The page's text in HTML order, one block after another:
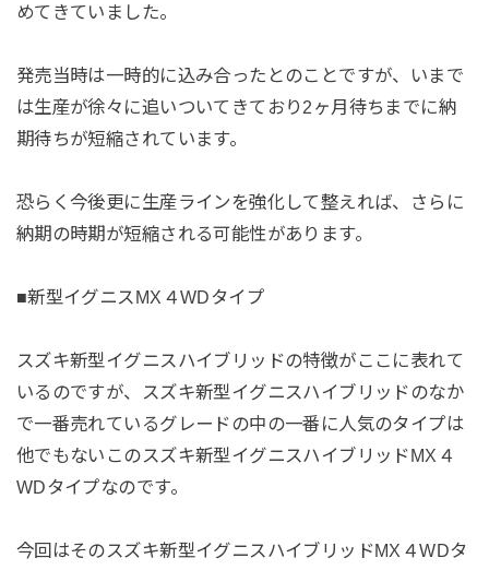
めてきていました。
発売当時は一時的に込み合ったとのことですが、いまで
は生産が徐々に追いついてきており2ヶ月待ちまでに納
期待ちが短縮されています。
恐らく今後更に生産ラインを強化して整えれば、さらに
納期の時期が短縮される可能性があります。
■新型イグニスMX４WDタイプ
スズキ新型イグニスハイブリッドの特徴がここに表れて
いるのですが、スズキ新型イグニスハイブリッドのなか
で一番売れているグレードの中の一番に人気のタイプは
他でもないこのスズキ新型イグニスハイブリッドMX４
WDタイプなのです。
今回はそのスズキ新型イグニスハイブリッドMX４WDタ